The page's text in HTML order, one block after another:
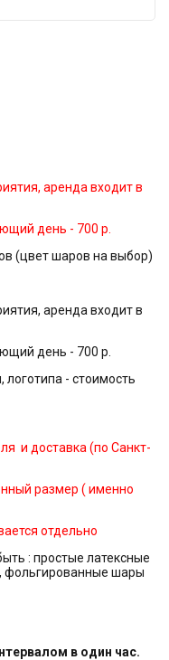
аренда входит в
день - 700 р.
(цвет шаров на выбор)
аренда входит в
день - 700 р.
- стоимость
и доставка (по Санкт-
размер ( именно
отдельно
: простые латексные
фольгированные шары
в один час.